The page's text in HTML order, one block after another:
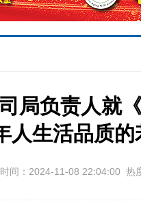
局负责人就
人生活品质
间：2024-11-08 22:04:00 热